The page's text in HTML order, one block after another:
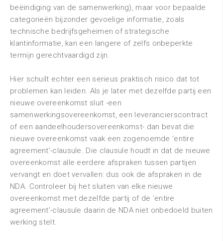
beëindiging van de samenwerking), maar voor bepaalde
categorieën bijzonder gevoelige informatie, zoals
technische bedrijfsgeheimen of strategische
klantinformatie, kan een langere of zelfs onbeperkte
termijn gerechtvaardigd zijn.
Hier schuilt echter een serieus praktisch risico dat tot
problemen kan leiden. Als je later met dezelfde partij een
nieuwe overeenkomst sluit -een
samenwerkingsovereenkomst, een leverancierscontract
of een aandeelhoudersovereenkomst- dan bevat die
nieuwe overeenkomst vaak een zogenoemde 'entire
agreement'-clausule. Die clausule houdt in dat de nieuwe
overeenkomst alle eerdere afspraken tussen partijen
vervangt en doet vervallen: dus ook de afspraken in de
NDA. Controleer bij het sluiten van elke nieuwe
overeenkomst met dezelfde partij of de ‘entire
agreement’-clausule daarin de NDA niet onbedoeld buiten
werking stelt.